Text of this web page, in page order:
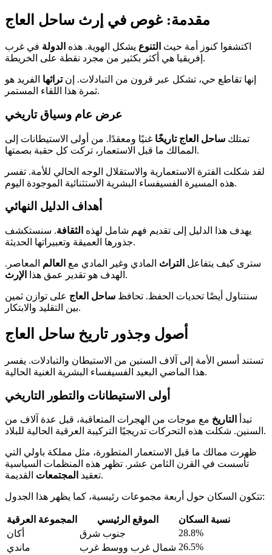
مقدمة: غوص في إرث ساحل العاج
اكتشفوا كنوز أمة حيث التنوع يشكل الهوية. هذه الدولة في غرب
إفريقيا هي أكثر بكثير من مجرد نقطة على الخريطة.
إنها تقاطع حي، تشكل عبر قرون من التبادلات. إنتراثها الفريد هو
ثمرة هذا اللقاء المستمر.
عرض عام وسياق تاريخي
تمتلك ساحل العاج تاريخًا غنيًا ومعقدًا. من أولى الاستيطانات إلى
الممالك ما قبل الاستعمار، تركت كل حقبة بصمتها.
لقد شكلت الفترة الاستعمارية والاستقلال الوجه الحالي للأمة. تفسر
هذه المسيرة الفسيفساء البشرية الاستثنائية الموجودة اليوم.
أهداف الدليل النهائي
يهدف هذا الدليل إلى تقديم فهم شامل لهذه الثقافة. سنستكشف
جذورها العميقة وتعبيراتها الحديثة.
سترى كيف يتفاعل التراث المادي وغير المادي مع العالم المعاصر.
الهدف هو تقدير عمق هذا
الإرث .
سنتناول أيضًا تحديات الحفظ. تحافظ ساحل العاج على توازن ثمين
بين التقليد والابتكار.
أصول وجذور تاريخ ساحل العاج
تستند أسس الأمة إلى آلاف السنين من الاستيطان والتبادلات. يفسر
هذا الماضي البعيد الفسيفساء البشرية الغنية الحالية.
أولى الاستيطانات والتطور التاريخي
تبدأ التاريخ مع موجات من الهجرات المتعاقبة، قبل عدة آلاف من
السنين. شكلت هذه التحركات تدريجيًا التركيبة العرقية الحالية للبلاد.
ظهرت ممالك ما قبل الاستعمار المتطورة، مثل مملكة باولي التي
تأسست في القرن الثامن عشر. تظهر هذه المنظمات السياسية
تعقيد المجتمعات القديمة.
تتكون السكان حول أربعة مجموعات رئيسية، كما يظهر هذا الجدول:
المجموعة العرقية الموقع الرئيسي
نسبة السكان
أكان
جنوب شرق
28.8%
ماندي
شمال غرب ووسط غرب 26.5%